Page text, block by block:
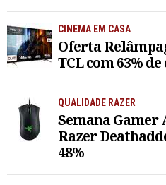
CINEMA EM CASA
Oferta
TCL com 63%
QUALIDADE RAZER
Semana Gamer
Razer
48%